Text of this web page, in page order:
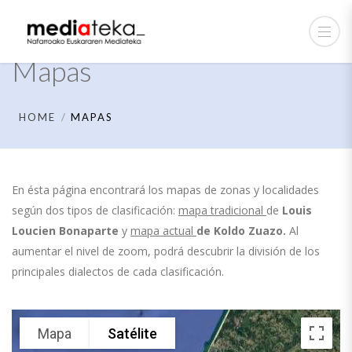
Mapas
HOME MAPAS
En ésta página encontrará los mapas de zonas y localidades
según dos tipos de clasificación: mapa tradicional de Louis
Loucien Bonaparte y mapa actual de Koldo Zuazo. Al
aumentar el nivel de zoom, podrá descubrir la división de los
principales dialectos de cada clasificación.
Mapa Satélite